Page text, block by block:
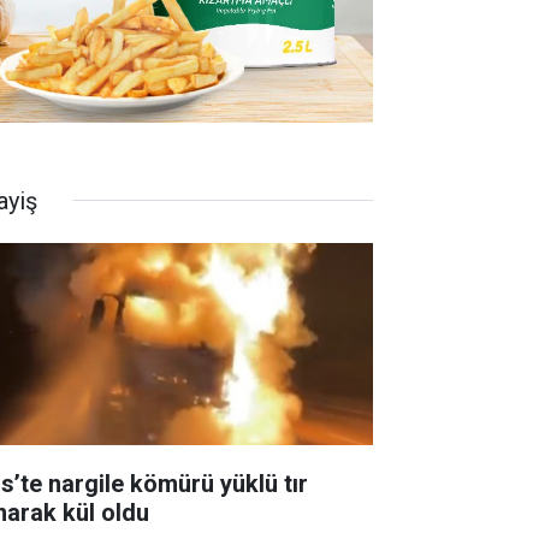
nargile kömürü yüklü tır
kül oldu